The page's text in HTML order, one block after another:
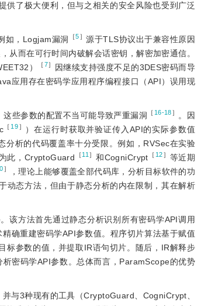
了极大便利，但与之相关的安全风险也受到广泛
如，Logjam漏洞 ［5］源于TLS协议出于兼容性原因
而在可行时间内破解会话密钥，解密加密通信。
） ［7］ 因继续支持强度不足的3DES密码而导
应用存在密码学应用程序编程接口（API）误用现
这些参数的配置不当可能导致严重漏洞 ［ 16-18］
。因
［ 19］ ）在运行时获取并验证传入API的实际参数值
分析的代码覆盖率十分受限。例如，RVSec在实验
此，CryptoGuard ［11 ］ 和CogniCrypt ［ 12］ 等近期
］
，理论上能够覆盖全部代码库，分析目标软件的功
动态方法，但由于静态分析的内在限制，其在解析
该方法首先通过静态分析识别所有密码学API调用
确重建密码学API参数值。程序切片算法基于赋值
标参数的值，并提取IR语句切片。随后，IR解释步
密码学API参数。总体而言，ParamScope的优势
与3种现有的工具（CryptoGuard、CogniCrypt、